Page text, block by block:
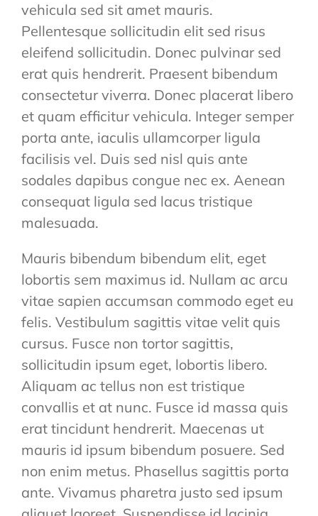
vehicula sed sit amet mauris.
Pellentesque sollicitudin elit sed risus
eleifend sollicitudin. Donec pulvinar sed
erat quis hendrerit. Praesent bibendum
consectetur viverra. Donec placerat libero
et quam efficitur vehicula. Integer semper
porta ante, iaculis ullamcorper ligula
facilisis vel. Duis sed nisl quis ante
sodales dapibus congue nec ex. Aenean
consequat ligula sed lacus tristique
malesuada.
Mauris bibendum bibendum elit, eget
lobortis sem maximus id. Nullam ac arcu
vitae sapien accumsan commodo eget eu
felis. Vestibulum sagittis vitae velit quis
cursus. Fusce non tortor sagittis,
sollicitudin ipsum eget, lobortis libero.
Aliquam ac tellus non est tristique
convallis et at nunc. Fusce id massa quis
erat tincidunt hendrerit. Maecenas ut
mauris id ipsum bibendum posuere. Sed
non enim metus. Phasellus sagittis porta
ante. Vivamus pharetra justo sed ipsum